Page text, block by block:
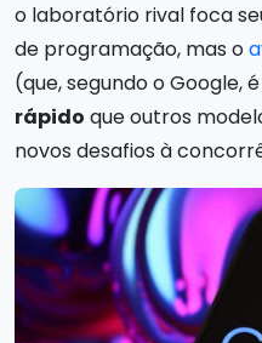
o laboratório rival foca
de programação, mas o
(que, segundo o Google, é
rápido que outros
novos desafios à